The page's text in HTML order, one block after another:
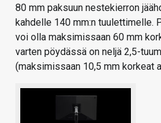
80 mm paksuun nestekierron
kahdelle 140 mm:n tuulettimelle.
voi olla maksimissaan 60 mm
varten pöydässä on neljä 2,5-
(maksimissaan 10,5 mm korkeat